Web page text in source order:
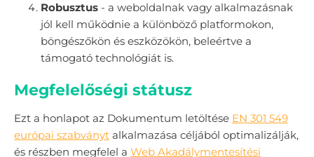
Robusztus - a weboldalnak vagy alkalmazásnak
jól kell működnie a különböző platformokon,
böngészőkön és eszközökön, beleértve a
támogató technológiát is.
Megfelelőségi státusz
Ezt a honlapot az Dokumentum letöltése EN 301 549
európai szabványt alkalmazása céljából optimalizálják,
és részben megfelel a Web Akadálymentesítési